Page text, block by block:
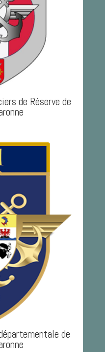
de Réserve de
de